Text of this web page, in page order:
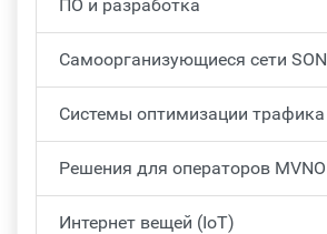
ПО и разработка
Самоорганизующиеся сети SON
Системы оптимизации трафика
Решения для операторов MVNO
Интернет вещей (IoT)